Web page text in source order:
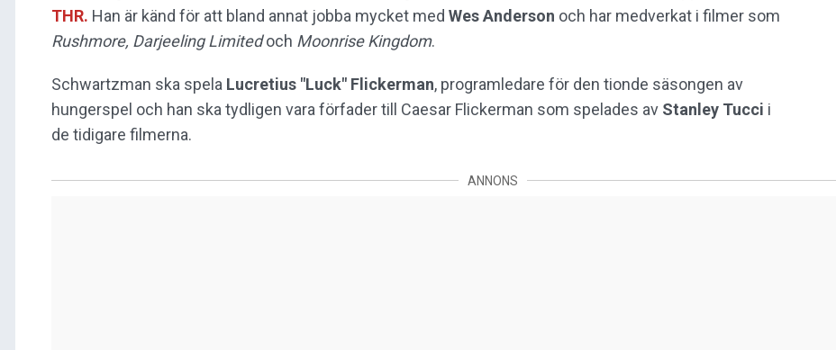
THR. Han är känd för att bland annat jobba mycket med Wes Anderson och har medverkat i filmer som
Rushmore, Darjeeling Limitedoch Moonrise Kingdom.
Schwartzman ska spela Lucretius "Luck" Flickerman, programledare för den tionde säsongen av
hungerspel och han ska tydligen vara förfader till Caesar Flickerman som spelades av Stanley Tucci i
de tidigare filmerna.
ANNONS